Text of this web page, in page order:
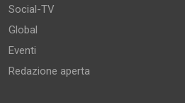
Social-TV
Global
Eventi
Redazione aperta